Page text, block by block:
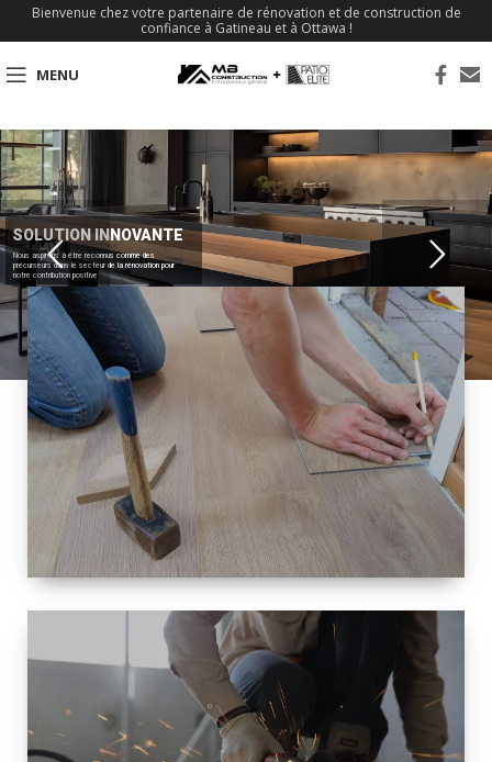
Bienvenue chez votre partenaire de rénovation et de construction de
confiance à Gatineau et à Ottawa !
MENU
SOLUTION INNOVANTE
Nous aspirons à être reconnus comme des
précurseurs dans le secteur de la rénovation pour
notre contribution positive
TAILLE
PETITE À
GRANDE
RÉNOVATION